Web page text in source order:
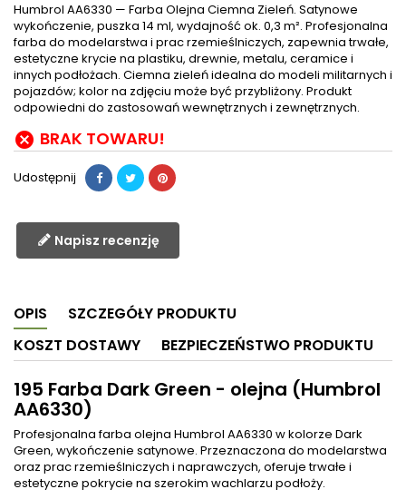
Humbrol AA6330 — Farba Olejna Ciemna Zieleń. Satynowe
wykończenie, puszka 14 ml, wydajność ok. 0,3 m². Profesjonalna
farba do modelarstwa i prac rzemieślniczych, zapewnia trwałe,
estetyczne krycie na plastiku, drewnie, metalu, ceramice i
innych podłożach. Ciemna zieleń idealna do modeli militarnych i
pojazdów; kolor na zdjęciu może być przybliżony. Produkt
odpowiedni do zastosowań wewnętrznych i zewnętrznych.
 BRAK TOWARU!
Udostępnij
Napisz recenzję
OPIS
SZCZEGÓŁY PRODUKTU
KOSZT DOSTAWY
BEZPIECZEŃSTWO PRODUKTU
195 Farba Dark Green - olejna (Humbrol
AA6330)
Profesjonalna farba olejna Humbrol AA6330 w kolorze Dark
Green, wykończenie satynowe. Przeznaczona do modelarstwa
oraz prac rzemieślniczych i naprawczych, oferuje trwałe i
estetyczne pokrycie na szerokim wachlarzu podłoży.